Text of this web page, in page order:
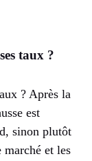
taux ?
? Après la
est
sinon plutôt
marché et les